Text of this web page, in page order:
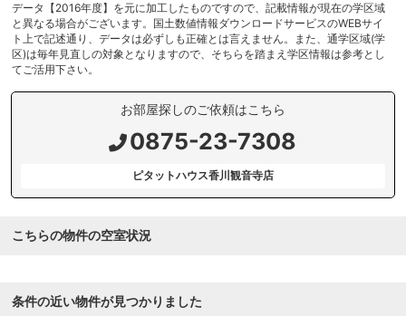
データ【2016年度】を元に加工したものですので、記載情報が現在の学区域
と異なる場合がございます。国土数値情報ダウンロードサービスのWEBサイ
ト上で記述通り、データは必ずしも正確とは言えません。また、通学区域(学
区)は毎年見直しの対象となりますので、そちらを踏まえ学区情報は参考とし
てご活用下さい。
お部屋探しのご依頼はこちら
0875-23-7308
ピタットハウス香川観音寺店
こちらの物件の空室状況
条件の近い物件が見つかりました